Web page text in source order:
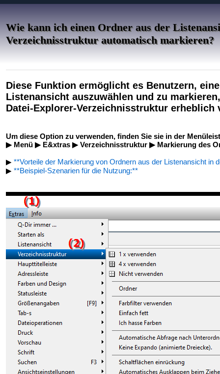
Wie kann ich einen Ordner aus der
Verzeichnisstruktur automatisch markieren?
Diese Funktion ermöglicht es Benutzern,
Listenansicht auszuwählen und zu
Datei-Explorer-Verzeichnisstruktur
Um diese Option zu verwenden, finden Sie sie in der
▶ Menü ▶ E&xtras ▶ Verzeichnisstruktur ▶ Markierung des
▶ **Vorteile der Markierung von Ordnern aus der Listenansicht
▶ **Beispiel-Szenarien für die Nutzung:**